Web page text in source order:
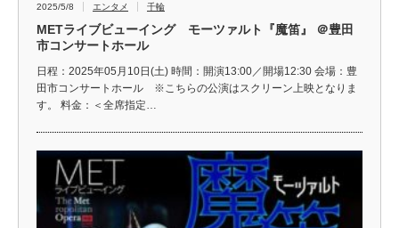
2025/5/8 エンタメ 千輪
METライブビューイング モーツァルト『魔笛』 ＠豊田
市コンサートホール
日程：2025年05月10日(土) 時間：開演13:00／開場12:30 会場：豊
田市コンサートホール ※こちらの公演はスクリーン上映となりま
す。 料金：＜全席指定…